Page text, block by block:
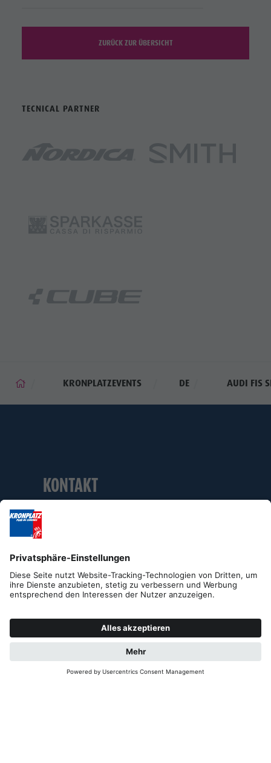
ZURÜCK ZUR ÜBERSICHT
TECNICAL PARTNER
KRONPLATZEVENTS DE AUDI FIS
KONTAKT
Str. Plan de Corones 38
I-39030 St. Vigil in Enneberg
Tel. +39 0474 506 242
info@SkiWorldCup-Kronplatz.com